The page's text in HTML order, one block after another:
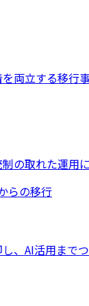
両立する移行
の取れた運用
らの移行
、AI活用まで